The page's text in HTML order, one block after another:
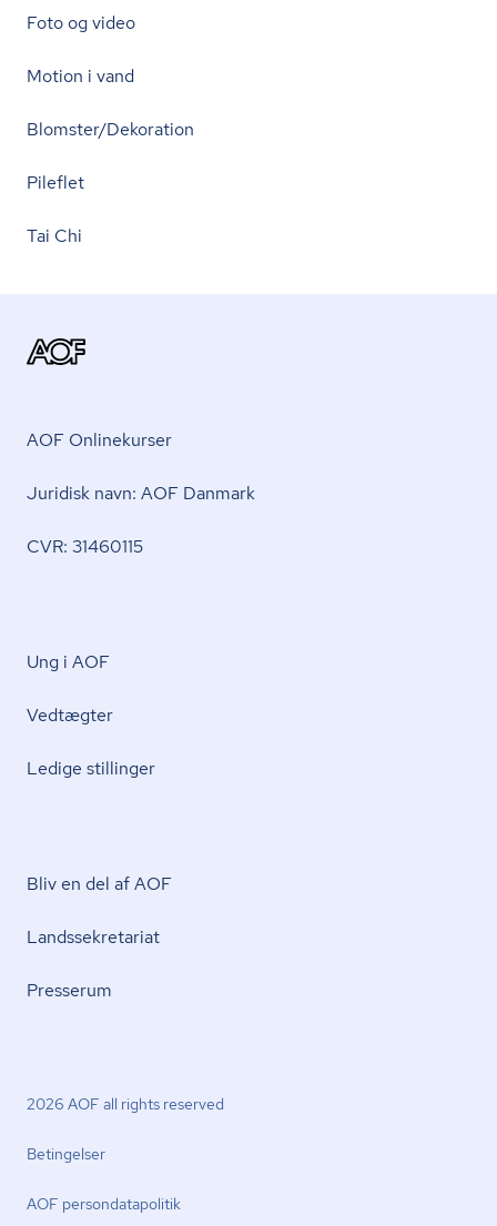
Foto og video
Motion i vand
Blomster/Dekoration
Pileflet
Tai Chi
AOF Onlinekurser
Juridisk navn: AOF Danmark
CVR: 31460115
Ung i AOF
Vedtægter
Ledige stillinger
Bliv en del af AOF
Lands­se­kre­ta­ri­at
Presserum
2026 AOF all rights reserved
Betingelser
AOF per­son­da­ta­po­li­tik